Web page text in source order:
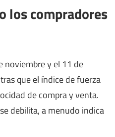
los compradores
noviembre y el 11 de
que el índice de fuerza
de compra y venta.
debilita, a menudo indica